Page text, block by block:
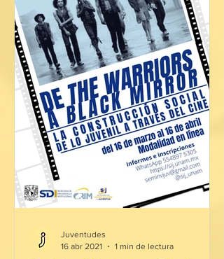
Juventudes
16 abr 2021
1 min de lectura